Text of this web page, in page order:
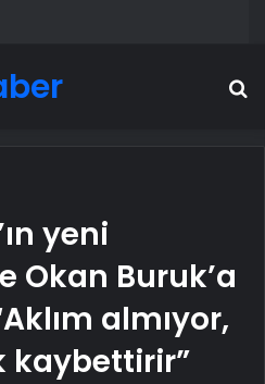
yeni
Okan Buruk’a
almıyor,
kaybettirir”